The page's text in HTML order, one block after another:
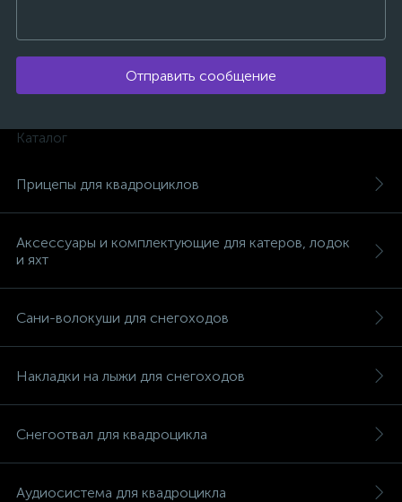
Отправить сообщение
Каталог
Прицепы для квадроциклов
Аксессуары и комплектующие для катеров, лодок
и яхт
Сани-волокуши для снегоходов
Накладки на лыжи для снегоходов
Снегоотвал для квадроцикла
Аудиосистема для квадроцикла